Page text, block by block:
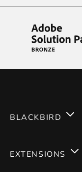
BLACKBIRD
EXTENSIONS